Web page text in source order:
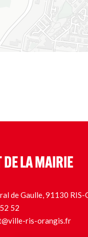
DE LA MAIRIE
de Gaulle, 91130 RIS-
52
ris-orangis.fr